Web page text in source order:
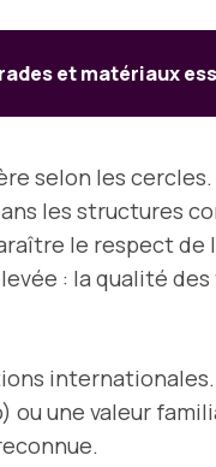
et matériaux
selon les
les structures
le respect
: la qualité
internationales.
ou une valeur